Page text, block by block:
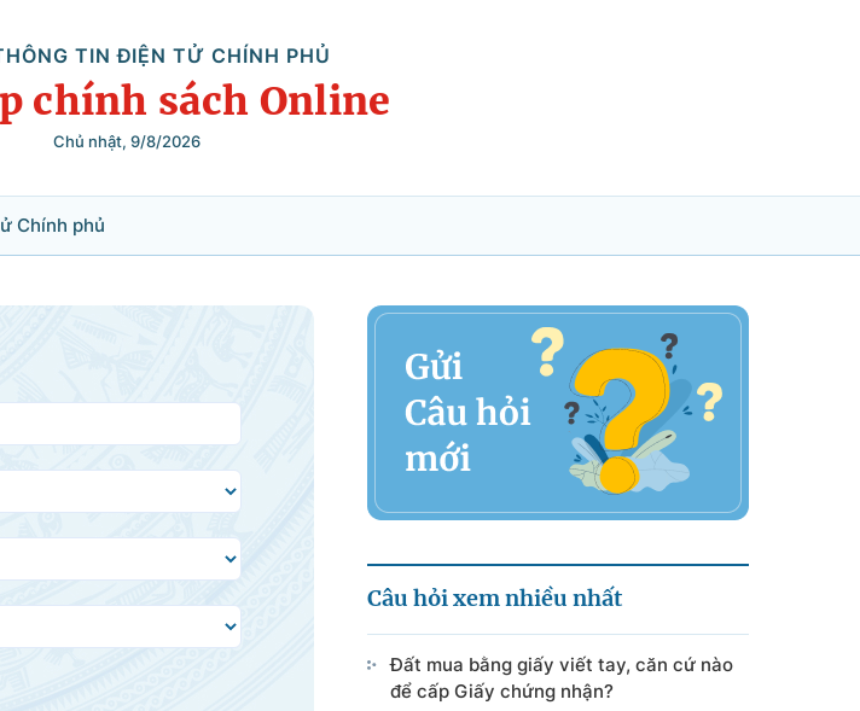
TIN ĐIỆN TỬ CHÍNH PHỦ
chính sách Online
Chủ nhật, 9/8/2026
Chính phủ
kiếm
Câu hỏi xem nhiều nhất
Đất mua bằng giấy viết tay, căn cứ nào
để cấp Giấy chứng nhận?